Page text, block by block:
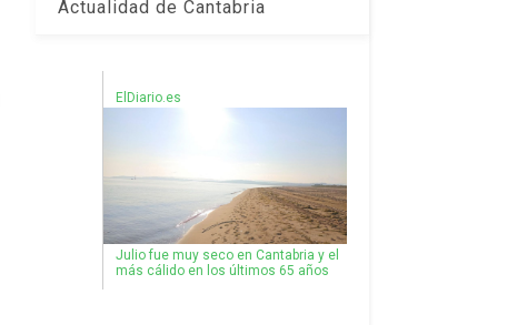
Actualidad de Cantabria
ElDiario.es
Julio fue muy seco en Cantabria y el
más cálido en los últimos 65 años